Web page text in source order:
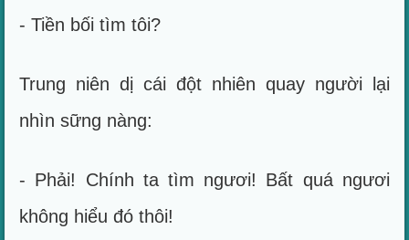
- Tiền bối tìm tôi?
Trung niên dị cái đột nhiên quay người lại
nhìn sững nàng:
- Phải! Chính ta tìm ngươi! Bất quá ngươi
không hiểu đó thôi!